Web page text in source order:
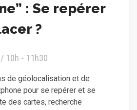
: Se repérer
?
10h - 11h30
de géolocalisation et de
pour se repérer et se
des cartes, recherche